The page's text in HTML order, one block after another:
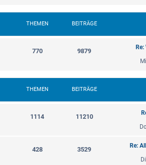
THEMEN BEITRÄGE
770 9879
THEMEN BEITRÄGE
1114 11210
428 3529
Re: